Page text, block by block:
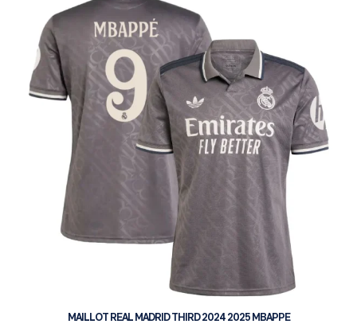
MAILLOT REAL MADRID THIRD 2024 2025 MBAPPE